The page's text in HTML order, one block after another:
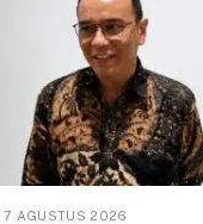
7 AGUSTUS 2026